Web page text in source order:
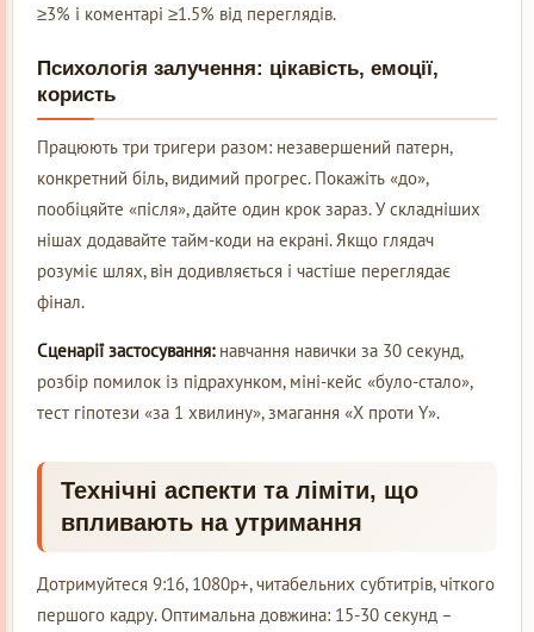
≥3% і коментарі ≥1.5% від переглядів.
Психологія залучення: цікавість, емоції,
користь
Працюють три тригери разом: незавершений патерн,
конкретний біль, видимий прогрес. Покажіть «до»,
пообіцяйте «після», дайте один крок зараз. У складніших
нішах додавайте тайм-коди на екрані. Якщо глядач
розуміє шлях, він додивляється і частіше переглядає
фінал.
Сценарії застосування:навчання навички за 30 секунд,
розбір помилок із підрахунком, міні-кейс «було-стало»,
тест гіпотези «за 1 хвилину», змагання «X проти Y».
Технічні аспекти та ліміти, що
впливають на утримання
Дотримуйтеся 9:16, 1080p+, читабельних субтитрів, чіткого
першого кадру. Оптимальна довжина: 15-30 секунд –